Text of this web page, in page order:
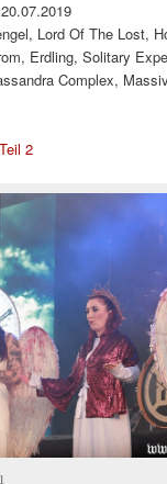
Lord Of The Lost,
Erdling, Solitary
Complex,
2